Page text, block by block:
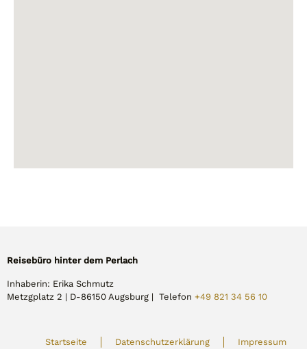
Reisebüro hinter dem Perlach
Inhaberin: Erika Schmutz
Metzgplatz 2 | D-86150 Augsburg | Telefon +49 821 34 56 10
Startseite Datenschutzerklärung Impressum